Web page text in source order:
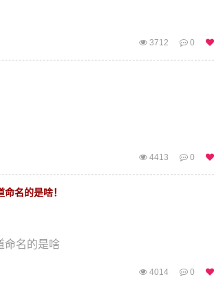
3712 0
4413 0
名的是啥！
命名的是啥
4014 0